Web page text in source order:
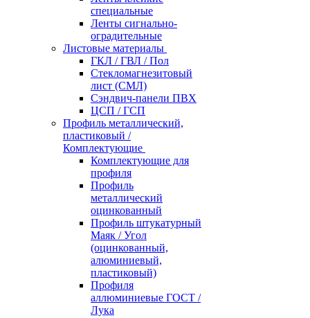
специальные
Ленты сигнально-
оградительные
Листовые материалы
ГКЛ / ГВЛ / Пол
Стекломагнезитовый
лист (СМЛ)
Сэндвич-панели ПВХ
ЦСП / ГСП
Профиль металлический,
пластиковый /
Комплектующие
Комплектующие для
профиля
Профиль
металлический
оцинкованный
Профиль штукатурный
Маяк / Угол
(оцинкованный,
алюминиевый,
пластиковый)
Профиля
аллюминиевые ГОСТ /
Лука